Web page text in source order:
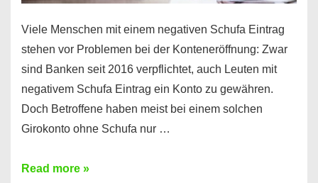
Viele Menschen mit einem negativen Schufa Eintrag
stehen vor Problemen bei der Konteneröffnung: Zwar
sind Banken seit 2016 verpflichtet, auch Leuten mit
negativem Schufa Eintrag ein Konto zu gewähren.
Doch Betroffene haben meist bei einem solchen
Girokonto ohne Schufa nur …
Günstiges
Read more »